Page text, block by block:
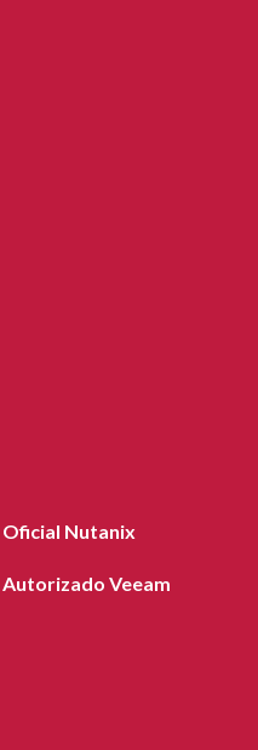
Nutanix
Veeam